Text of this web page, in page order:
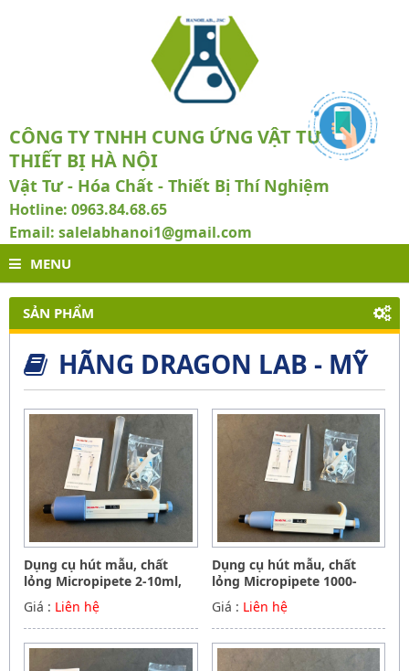
CÔNG TY TNHH CUNG ỨNG VẬT TƯ VÀ
THIẾT BỊ HÀ NỘI
Vật Tư - Hóa Chất - Thiết Bị Thí Nghiệm
Hotline: 0963.84.68.65
Email: salelabhanoi1@gmail.com
MENU
SẢN PHẨM
HÃNG DRAGON LAB - MỸ
Dụng cụ hút mẫu, chất
lỏng Micropipete 2-10ml,
Hãng Dragon
Giá : Liên hệ
Dụng cụ hút mẫu, chất
lỏng Micropipete 1000-
5000ul, Hãng Dragon
Giá : Liên hệ